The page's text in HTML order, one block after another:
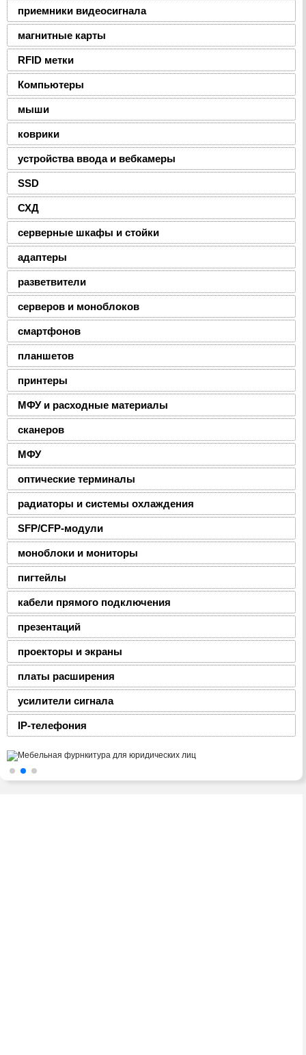
приемники видеосигнала
магнитные карты
RFID метки
Компьютеры
мыши
коврики
устройства ввода и вебкамеры
SSD
СХД
серверные шкафы и стойки
адаптеры
разветвители
серверов и моноблоков
смартфонов
планшетов
принтеры
МФУ и расходные материалы
сканеров
МФУ
оптические терминалы
радиаторы и системы охлаждения
SFP/CFP-модули
моноблоки и мониторы
пигтейлы
кабели прямого подключения
презентаций
проекторы и экраны
платы расширения
усилители сигнала
IP-телефония